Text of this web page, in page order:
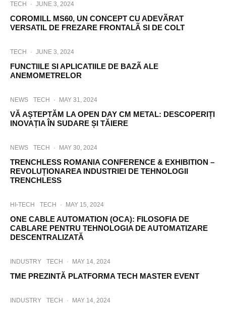
TECH · JUNE 3, 2024
COROMILL MS60, UN CONCEPT CU ADEVÃRAT
VERSATIL DE FREZARE FRONTALÃ SI DE COLT
TECH · JUNE 3, 2024
FUNCTIILE SI APLICATIILE DE BAZÃ ALE
ANEMOMETRELOR
NEWS TECH · MAY 31, 2024
VĂ AȘTEPTĂM LA OPEN DAY CM METAL: DESCOPERIȚI
INOVAȚIA ÎN SUDARE ȘI TĂIERE
NEWS TECH · MAY 30, 2024
TRENCHLESS ROMANIA CONFERENCE & EXHIBITION –
REVOLUȚIONAREA INDUSTRIEI DE TEHNOLOGII
TRENCHLESS
HI-TECH TECH · MAY 15, 2024
ONE CABLE AUTOMATION (OCA): FILOSOFIA DE
CABLARE PENTRU TEHNOLOGIA DE AUTOMATIZARE
DESCENTRALIZATĂ
INDUSTRY TECH · MAY 14, 2024
TME PREZINTĂ PLATFORMA TECH MASTER EVENT
INDUSTRY TECH · MAY 14, 2024